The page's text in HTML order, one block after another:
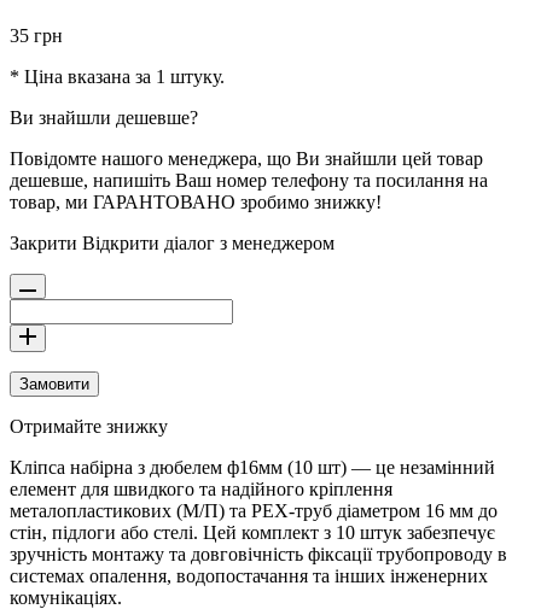
35 грн
* Ціна вказана за 1 штуку.
Ви знайшли дешевше?
Повідомте нашого менеджера, що Ви знайшли цей товар
дешевше, напишіть Ваш номер телефону та посилання на
товар, ми ГАРАНТОВАНО зробимо знижку!
Закрити Відкрити діалог з менеджером
Замовити
Отримайте знижку
Кліпса набірна з дюбелем ф16мм (10 шт) — це незамінний
елемент для швидкого та надійного кріплення
металопластикових (М/П) та PEX-труб діаметром 16 мм до
стін, підлоги або стелі. Цей комплект з 10 штук забезпечує
зручність монтажу та довговічність фіксації трубопроводу в
системах опалення, водопостачання та інших інженерних
комунікаціях.